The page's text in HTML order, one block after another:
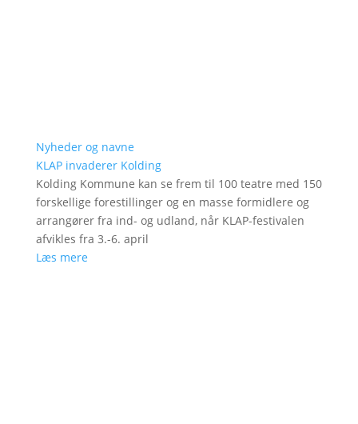
Nyheder og navne
KLAP invaderer Kolding
Kolding Kommune kan se frem til 100 teatre med 150
forskellige forestillinger og en masse formidlere og
arrangører fra ind- og udland, når KLAP-festivalen
afvikles fra 3.-6. april
Læs mere